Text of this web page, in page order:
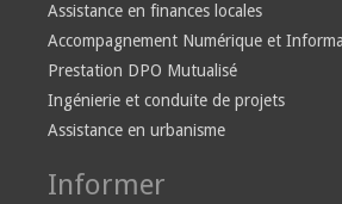
Assistance en finances locales
Accompagnement Numérique et
Prestation DPO Mutualisé
Ingénierie et conduite de projets
Assistance en urbanisme
Informer